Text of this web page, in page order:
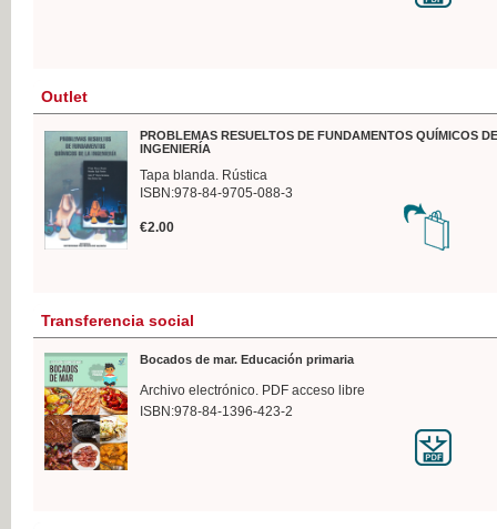
Outlet
PROBLEMAS RESUELTOS DE FUNDAMENTOS QUÍMICOS
INGENIERÍA
Tapa blanda. Rústica
ISBN:978-84-9705-088-3
€2.00
Transferencia social
Bocados de mar. Educación primaria
Archivo electrónico. PDF acceso libre
ISBN:978-84-1396-423-2